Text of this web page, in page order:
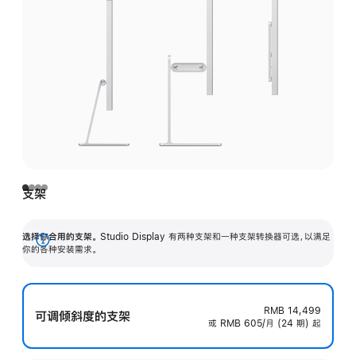
支架
选择你合用的支架。 Studio Display 有两种支架和一种支架转换器可选，以满足
你的各种安装需求。
展
可调倾斜度的支架
RMB 14,499
或 RMB 605/月 (24 期) 起